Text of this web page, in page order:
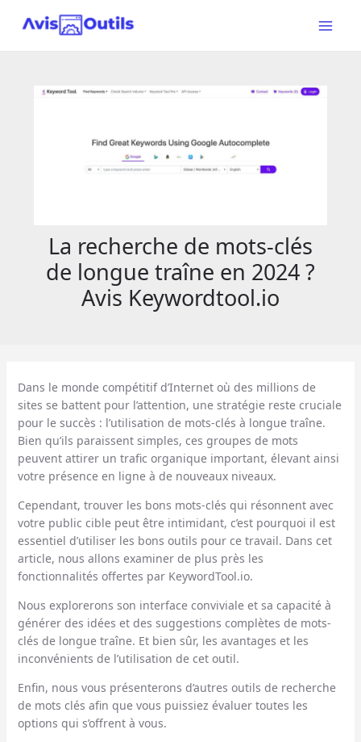
Main
La recherche de mots-clés
de longue traîne en 2024 ?
Avis Keywordtool.io
Dans le monde compétitif d’Internet où des millions de
sites se battent pour l’attention, une stratégie reste cruciale
pour le succès : l’utilisation de mots-clés à longue traîne.
Bien qu’ils paraissent simples, ces groupes de mots
peuvent attirer un trafic organique important, élevant ainsi
votre présence en ligne à de nouveaux niveaux.
Cependant, trouver les bons mots-clés qui résonnent avec
votre public cible peut être intimidant, c’est pourquoi il est
essentiel d’utiliser les bons outils pour ce travail. Dans cet
article, nous allons examiner de plus près les
fonctionnalités offertes par KeywordTool.io.
Nous explorerons son interface conviviale et sa capacité à
générer des idées et des suggestions complètes de mots-
clés de longue traîne. Et bien sûr, les avantages et les
inconvénients de l’utilisation de cet outil.
Enfin, nous vous présenterons d’autres outils de recherche
de mots clés afin que vous puissiez évaluer toutes les
options qui s’offrent à vous.